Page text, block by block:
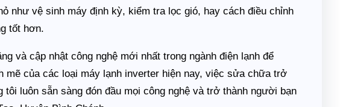
như vệ sinh máy định kỳ, kiểm tra lọc gió, hay cách điều chỉnh
tốt hơn.
và cập nhật công nghệ mới nhất trong ngành điện lạnh để
mẽ của các loại máy lạnh inverter hiện nay, việc sửa chữa trở
luôn sẵn sàng đón đầu mọi công nghệ và trở thành người bạn